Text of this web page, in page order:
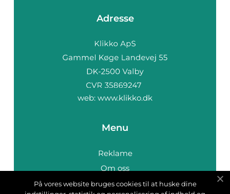
Adresse
web: www.klikko.dk
Menu
Reklame
Om oss
Cookies
På vores website bruges cookies til at huske dine